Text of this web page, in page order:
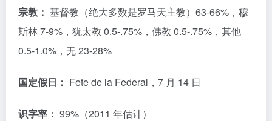
宗教： 基督教（绝大多数是罗马天主教）63-66%，穆
斯林 7-9%，犹太教 0.5-.75%，佛教 0.5-.75%，其他
0.5-1.0%，无 23-28%
国定假日： Fete de la Federal，7 月 14 日
识字率： 99%（2011 年估计）